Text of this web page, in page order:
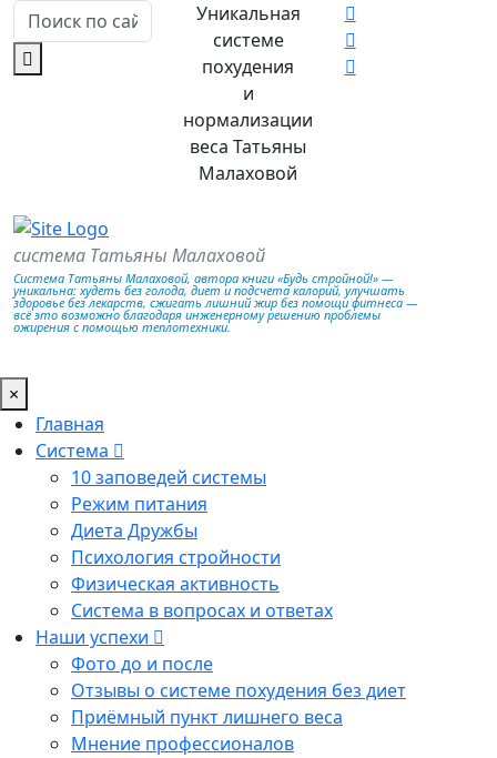
Уникальная
системе
похудения
и
нормализации
веса Татьяны
Малаховой
система Татьяны Малаховой
Система Татьяны Малаховой, автора книги «Будь стройной!» —
уникальна: худеть без голода, диет и подсчета калорий, улучшать
здоровье без лекарств, сжигать лишний жир без помощи фитнеса —
всё это возможно благодаря инженерному решению проблемы
ожирения с помощью теплотехники.
×
Главная
Система
10 заповедей системы
Режим питания
Диета Дружбы
Психология стройности
Физическая активность
Система в вопросах и ответах
Наши успехи
Фото до и после
Отзывы о системе похудения без диет
Приёмный пункт лишнего веса
Мнение профессионалов